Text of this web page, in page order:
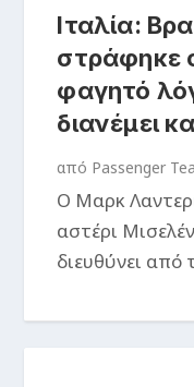
Ιταλία:
στράφηκε
φαγητό
διανέμει
από Passenger
Ο Μαρκ
αστέρι
διευθύνει από